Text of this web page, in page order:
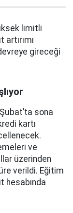
limitli
gireceği
Şubat’ta sona
kartı
ve
üzerinden
verildi. Eğitim
hesabında